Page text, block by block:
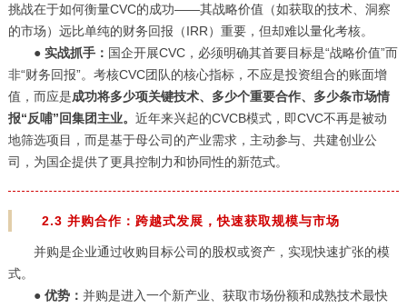
挑战在于如何衡量CVC的成功——其战略价值（如获取的技术、洞察
的市场）远比单纯的财务回报（IRR）重要，但却难以量化考核。
● 实战抓手： 国企开展CVC，必须明确其首要目标是“战略价值”而
非“财务回报”。考核CVC团队的核心指标，不应是投资组合的账面增
值，而应是成功将多少项关键技术、多少个重要合作、多少条市场情
报“反哺”回集团主业。 近年来兴起的CVCB模式，即CVC不再是被动
地筛选项目，而是基于母公司的产业需求，主动参与、共建创业公
司，为国企提供了更具控制力和协同性的新范式。
2.3 并购合作：跨越式发展，快速获取规模与市场
并购是企业通过收购目标公司的股权或资产，实现快速扩张的模
式。
●优势： 并购是进入一个新产业、获取市场份额和成熟技术最快